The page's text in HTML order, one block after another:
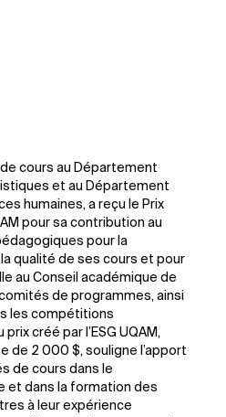
cours au Département
et au Département
humaines, a reçu le Prix
pour sa contribution au
pour la
qualité de ses cours et pour
au Conseil académique de
comités de programmes, ainsi
les compétitions
créé par l’ESG UQAM,
de 2 000 $, souligne l’apport
de cours dans le
et dans la formation des
à leur expérience